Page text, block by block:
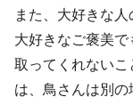
また、大好きな
大好きなご褒美
取ってくれない
は、鳥さんは別